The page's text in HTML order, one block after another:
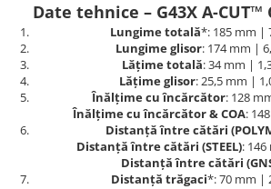
M-Series
Date tehnice – G43X A-CUT™
Lungime totală*: 185 mm |
Lungime glisor: 174 mm |
Lățime totală: 34 mm |
Lățime glisor: 25,5 mm |
Înălțime cu încărcător: 128
Înălțime cu încărcător & COA:
Distanță între cătări
Distanță între cătări (STEEL): 146
Distanță între cătări
Distanță trăgaci*: 70 mm |